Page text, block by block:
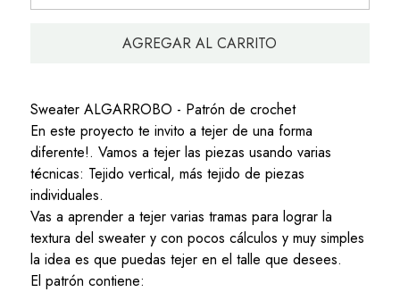
AGREGAR AL CARRITO
Sweater ALGARROBO - Patrón de crochet
En este proyecto te invito a tejer de una forma
diferente!. Vamos a tejer las piezas usando varias
técnicas: Tejido vertical, más tejido de piezas
individuales.
Vas a aprender a tejer varias tramas para lograr la
textura del sweater y con pocos cálculos y muy simples
la idea es que puedas tejer en el talle que desees.
El patrón contiene: